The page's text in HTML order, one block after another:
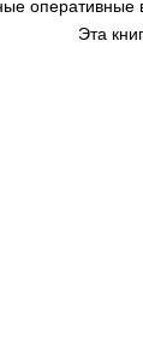
оперативные
Эта